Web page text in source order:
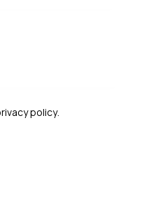
policy.